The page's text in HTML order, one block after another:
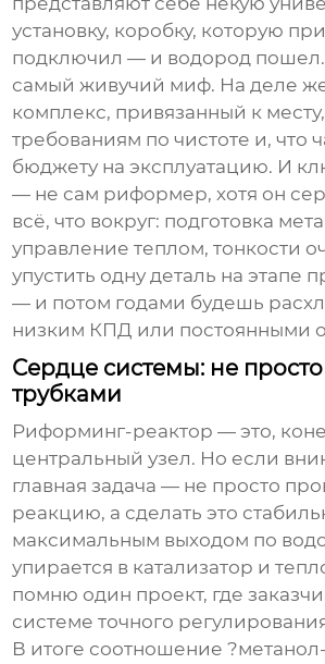
установку, коробку, которую
подключил — и водород пошел.
самый живучий миф. На деле
комплекс, привязанный к
требованиям по чистоте и, что
бюджету на эксплуатацию. И
— не сам риформер, хотя он
всё, что вокруг: подготовка
управление теплом, тонкости
упустить одну деталь на этапе
— и потом годами будешь
низким КПД или постоянными
Сердце системы: не просто
трубками
Риформинг-реактор — это,
центральный узел. Но если
главная задача — не просто
реакцию, а сделать это
максимальным выходом по
упирается в катализатор и
помню один проект, где
системе точного
В итоге соотношение